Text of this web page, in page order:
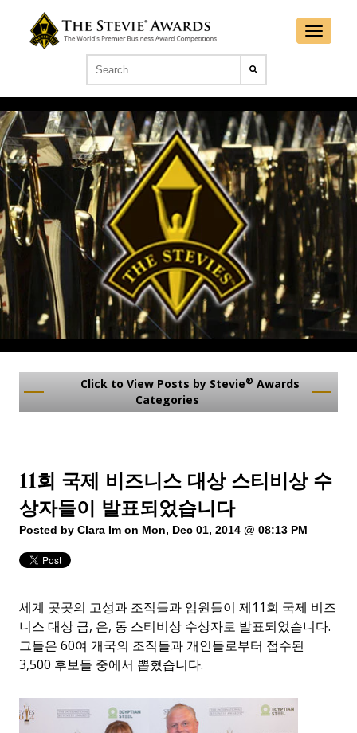
Click to View Posts by Stevie® Awards
Categories
11회 국제 비즈니스 대상 스티비상 수
상자들이 발표되었습니다
Posted by Clara Im on Mon, Dec 01, 2014 @ 08:13 PM
세계 곳곳의 고성과 조직들과 임원들이 제11회 국제 비즈
니스 대상 금, 은, 동 스티비상 수상자로 발표되었습니다.
그들은 60여 개국의 조직들과 개인들로부터 접수된
3,500 후보들 중에서 뽑혔습니다.